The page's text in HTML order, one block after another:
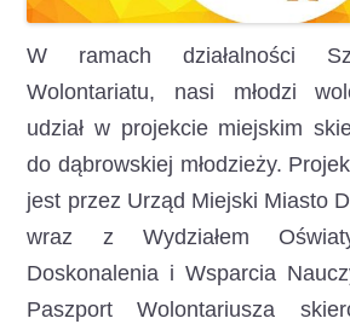
W ramach działalności
Wolontariatu, nasi młodzi
udział w projekcie miejskim
do dąbrowskiej młodzieży.
jest przez Urząd Miejski Miasto
wraz z Wydziałem
Doskonalenia i Wsparcia
Paszport Wolontariusza